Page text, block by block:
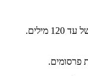
1. קורות חיים תמציתיים באנגלית, בהיקף של עד 120 מילים.